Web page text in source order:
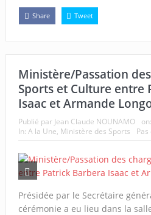
Share Tweet
Ministère/Passation
Sports et Culture entre
Isaac et Armande
Publié par Jean Claude NOUNAMO on:
In: A la Une, Ministère des Sports
Présidée par le Secrétaire
cérémonie a eu lieu dans la